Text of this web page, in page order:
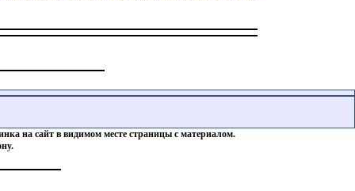
на сайт в видимом месте страницы с материалом.